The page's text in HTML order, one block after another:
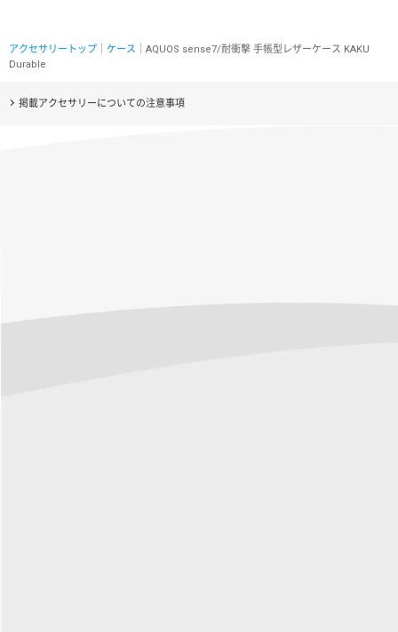
アクセサリートップ ケース ｜AQUOS sense7/耐衝撃 手帳型レザーケース KAKU
Durable
掲載アクセサリーについての注意事項